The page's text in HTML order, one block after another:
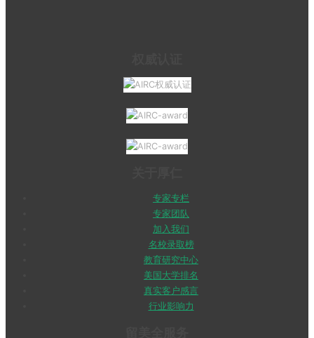
专家专栏
专家团队
加入我们
名校录取榜
教育研究中心
美国大学排名
真实客户感言
行业影响力